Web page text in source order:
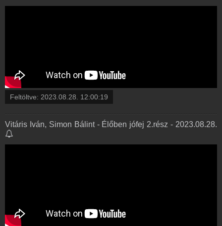
Feltöltve: 2023.08.28. 12:00:19
Vitáris Iván, Simon Bálint - Élőben jófej 2.rész - 2023.08.28.